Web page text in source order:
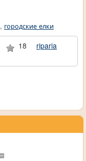
, городские елки
18
riparia